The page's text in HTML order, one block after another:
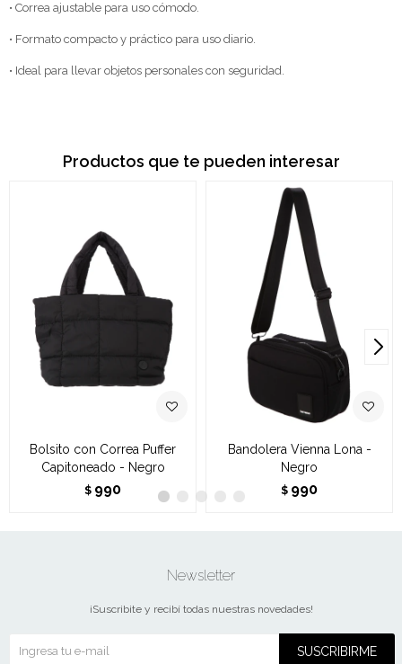
• Correa ajustable para uso cómodo.
• Formato compacto y práctico para uso diario.
• Ideal para llevar objetos personales con seguridad.
Productos que te pueden interesar
Bolsito con Correa Puffer
Capitoneado - Negro
$ 990
Bandolera Vienna Lona -
Negro
$ 990
Newsletter
¡Suscribite y recibí todas nuestras novedades!
SUSCRIBIRME